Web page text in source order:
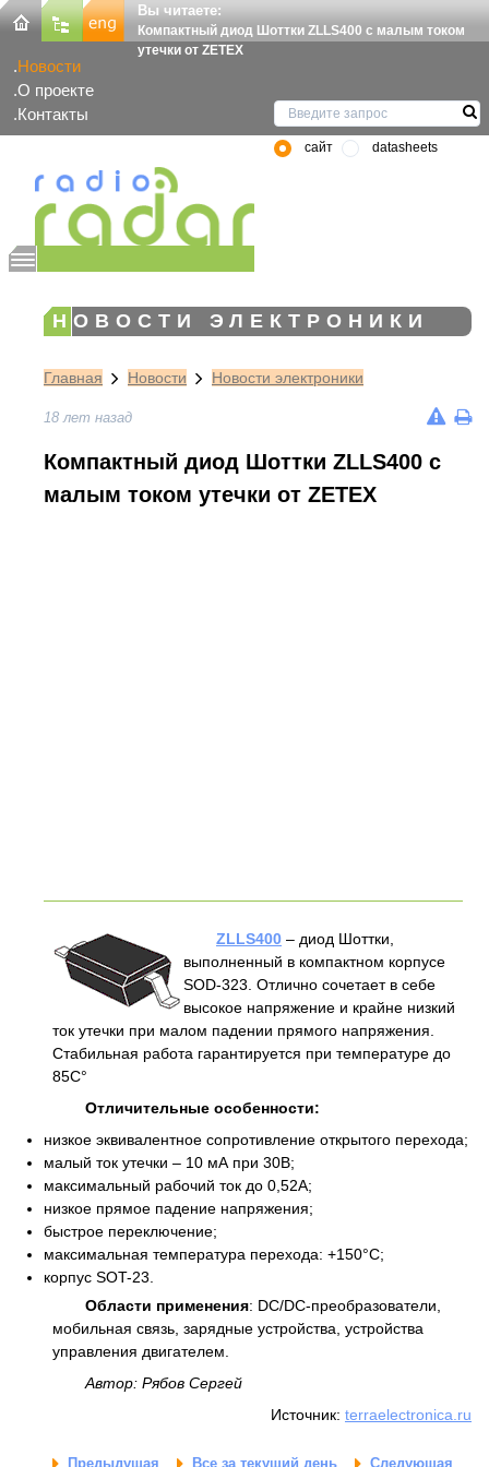
Вы читаете:
Компактный диод Шоттки ZLLS400 с малым током
утечки от ZETEX
Новости
О проекте
Контакты
сайт datasheets
НОВОСТИ ЭЛЕКТРОНИКИ
Главная Новости Новости электроники
18 лет назад
Компактный диод Шоттки ZLLS400 с
малым током утечки от ZETEX
ZLLS400 – диод Шоттки,
выполненный в компактном корпусе
SOD-323. Отлично сочетает в себе
высокое напряжение и крайне низкий
ток утечки при малом падении прямого напряжения.
Стабильная работа гарантируется при температуре до
85С°
Отличительные особенности:
низкое эквивалентное сопротивление открытого перехода;
малый ток утечки – 10 мА при 30В;
максимальный рабочий ток до 0,52А;
низкое прямое падение напряжения;
быстрое переключение;
максимальная температура перехода: +150°C;
корпус SOT-23.
Области применения: DC/DC-преобразователи,
мобильная связь, зарядные устройства, устройства
управления двигателем.
Автор: Рябов Сергей
Источник: terraelectronica.ru
Предыдущая Все за текущий день Следующая